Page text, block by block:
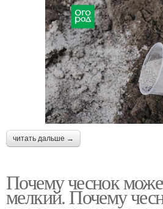
читать дальше →
Почему чеснок
мелкий. Почему